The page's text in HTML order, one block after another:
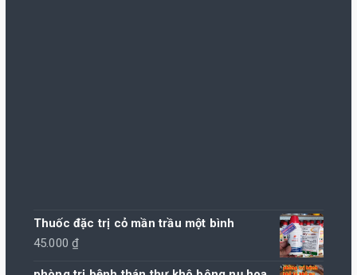
Thuốc đặc trị cỏ mần trầu một bình
45.000₫